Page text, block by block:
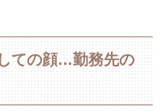
ての顔…勤務先の